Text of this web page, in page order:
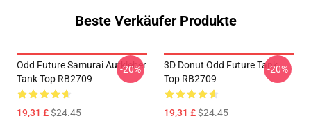
Beste Verkäufer Produkte
Odd Future Samurai Aufkleber
Tank Top RB2709
19,31 £$24.45
-20%
3D Donut Odd Future Tank
Top RB2709
19,31 £$24.45
-20%